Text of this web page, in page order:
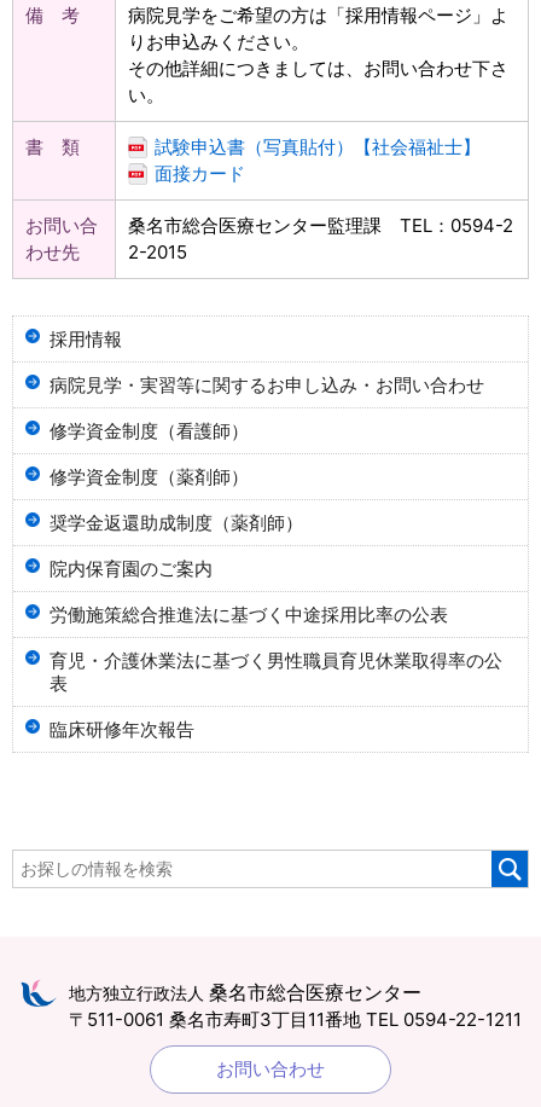
備 考
病院見学をご希望の方は「採用情報ページ」よ
りお申込みください。
その他詳細につきましては、お問い合わせ下さ
い。
書 類
試験申込書（写真貼付）【社会福祉士】
面接カード
お問い合
わせ先
桑名市総合医療センター監理課 TEL：0594-2
2-2015
採用情報
病院見学・実習等に関するお申し込み・お問い合わせ
修学資金制度（看護師）
修学資金制度（薬剤師）
奨学金返還助成制度（薬剤師）
院内保育園のご案内
労働施策総合推進法に基づく中途採用比率の公表
育児・介護休業法に基づく男性職員育児休業取得率の公
表
臨床研修年次報告
地方独立行政法人 桑名市総合医療センター
〒511-0061 桑名市寿町3丁目11番地 TEL 0594-22-1211
お問い合わせ